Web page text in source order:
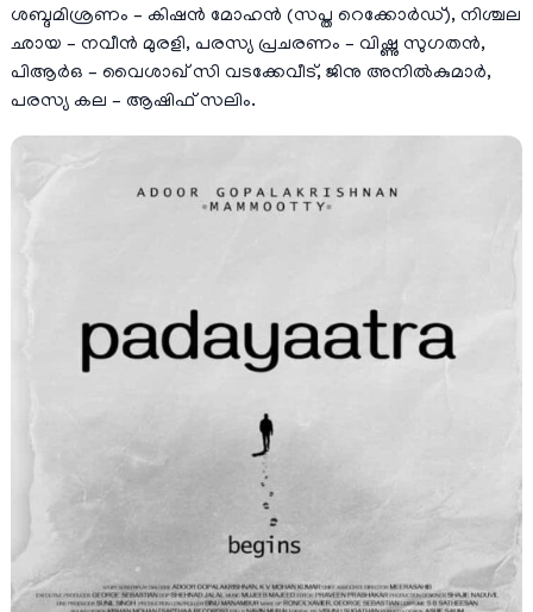
ശബ്ദമിശ്രണം – കിഷൻ മോഹൻ (സപ്ത റെക്കോർഡ്), നിശ്ചല
ഛായ – നവീൻ മുരളി, പരസ്യ പ്രചരണം – വിഷ്ണു സുഗതൻ,
പിആർഒ – വൈശാഖ് സി വടക്കേവീട്, ജിനു അനിൽകുമാർ,
പരസ്യ കല – ആഷിഫ് സലിം.